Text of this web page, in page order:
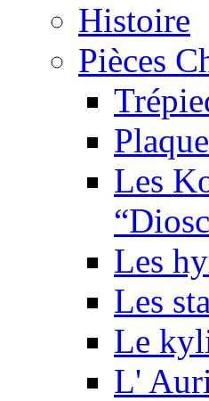
Histoire
Pièces
Les
Les
Les
Le
L'